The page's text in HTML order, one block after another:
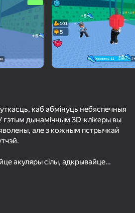
прыладу
толькі ў гарызантальнай
арыентацыі
каб абмінуць небяспечныя
гэтым дынамічным 3D-клікеры вы
але з кожным пстрычкай
акуляры сілы, адкрывайце
Кожная зона патрабуе